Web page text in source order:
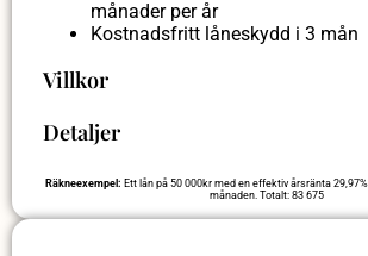
månader per år
Kostnadsfritt låneskydd i 3 mån
Villkor
Detaljer
Räkneexempel: Ett lån på 50 000kr med en effektiv årsränta
månaden. Totalt: 83 675